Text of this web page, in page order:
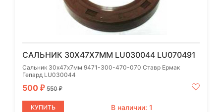
САЛЬНИК 30Х47Х7ММ LU030044 LU070491
Сальник 30х47х7мм 9471-300-470-070 Ставр Ермак
Гепард LU030044
500 ₽ 550₽
КУПИТЬ В наличии: 1